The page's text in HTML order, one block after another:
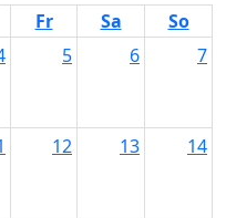
Fr Sa
So
5 6 7
12 13 14